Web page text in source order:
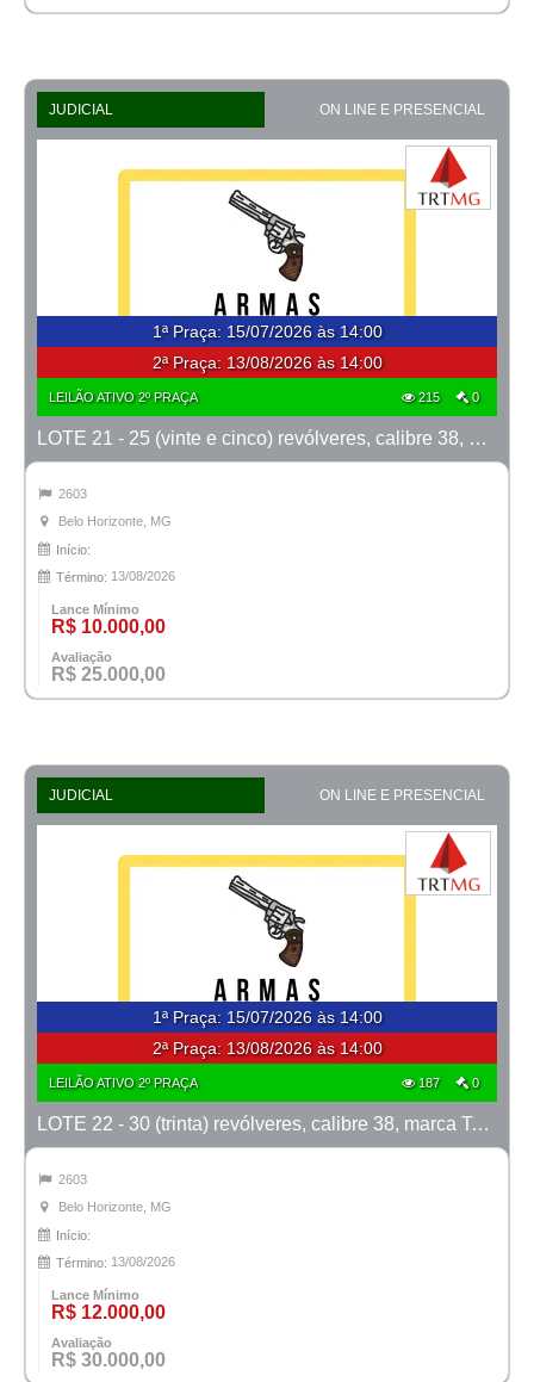
JUDICIAL ON LINE E PRESENCIAL
1ª Praça: 15/07/2026 às 14:00
2ª Praça: 13/08/2026 às 14:00
LEILÃO ATIVO 2º PRAÇA 215 0
LOTE 21 - 25 (vinte e cinco) revólveres, calibre 38, marcas Taurus e Rossi
2603
Belo Horizonte, MG
Início:
Término: 13/08/2026
Lance Mínimo
R$ 10.000,00
Avaliação
R$ 25.000,00
JUDICIAL ON LINE E PRESENCIAL
1ª Praça: 15/07/2026 às 14:00
2ª Praça: 13/08/2026 às 14:00
LEILÃO ATIVO 2º PRAÇA 187 0
LOTE 22 - 30 (trinta) revólveres, calibre 38, marca Taurus
2603
Belo Horizonte, MG
Início:
Término: 13/08/2026
Lance Mínimo
R$ 12.000,00
Avaliação
R$ 30.000,00